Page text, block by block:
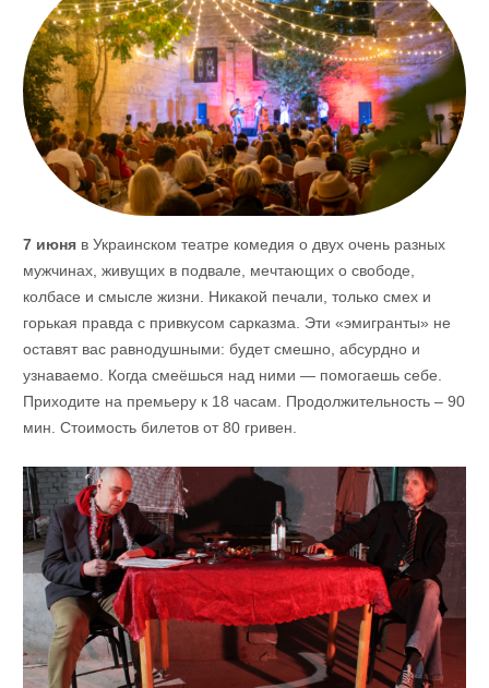
7 июняв Украинском театре комедия о двух очень разных
мужчинах, живущих в подвале, мечтающих о свободе,
колбасе и смысле жизни. Никакой печали, только смех и
горькая правда с привкусом сарказма. Эти «эмигранты» не
оставят вас равнодушными: будет смешно, абсурдно и
узнаваемо. Когда смеёшься над ними — помогаешь себе.
Приходите на премьеру к 18 часам. Продолжительность – 90
мин. Стоимость билетов от 80 гривен.